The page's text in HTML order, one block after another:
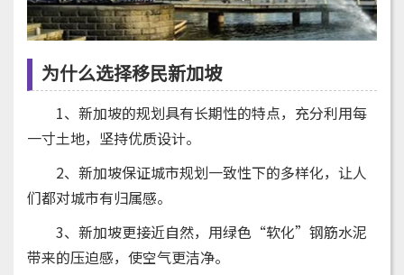
为什么选择移民新加坡
1、新加坡的规划具有长期性的特点，充分利用每
一寸土地，坚持优质设计。
2、新加坡保证城市规划一致性下的多样化，让人
们都对城市有归属感。
3、新加坡更接近自然，用绿色“软化”钢筋水泥
带来的压迫感，使空气更洁净。